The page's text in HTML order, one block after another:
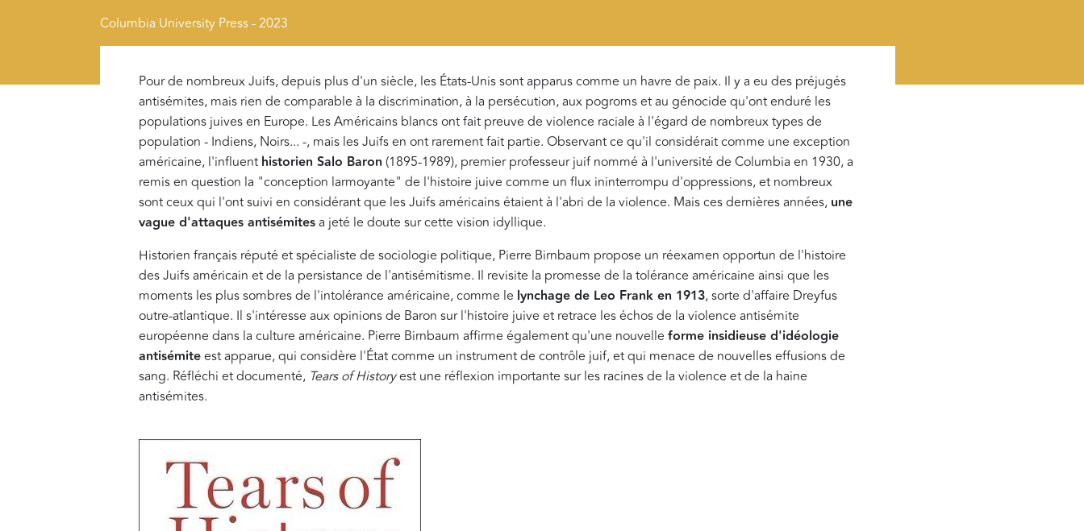
Columbia University Press - 2023
Pour de nombreux Juifs, depuis plus d'un siècle, les États-Unis sont apparus comme un havre de paix. Il y a eu des préjugés
antisémites, mais rien de comparable à la discrimination, à la persécution, aux pogroms et au génocide qu'ont enduré les
populations juives en Europe. Les Américains blancs ont fait preuve de violence raciale à l'égard de nombreux types de
population - Indiens, Noirs... -, mais les Juifs en ont rarement fait partie. Observant ce qu'il considérait comme une exception
américaine, l'influent historien Salo Baron (1895-1989), premier professeur juif nommé à l'université de Columbia en 1930, a
remis en question la "conception larmoyante" de l'histoire juive comme un flux ininterrompu d'oppressions, et nombreux
sont ceux qui l'ont suivi en considérant que les Juifs américains étaient à l'abri de la violence. Mais ces dernières années, une
vague d'attaques antisémitesa jeté le doute sur cette vision idyllique.
Historien français réputé et spécialiste de sociologie politique, Pierre Birnbaum propose un réexamen opportun de l'histoire
des Juifs américain et de la persistance de l'antisémitisme. Il revisite la promesse de la tolérance américaine ainsi que les
moments les plus sombres de l'intolérance américaine, comme le lynchage de Leo Frank en 1913, sorte d'affaire Dreyfus
outre-atlantique. Il s'intéresse aux opinions de Baron sur l'histoire juive et retrace les échos de la violence antisémite
européenne dans la culture américaine. Pierre Birnbaum affirme également qu'une nouvelle forme insidieuse d'idéologie
antisémiteest apparue, qui considère l'État comme un instrument de contrôle juif, et qui menace de nouvelles effusions de
sang. Réfléchi et documenté, Tears of Historyest une réflexion importante sur les racines de la violence et de la haine
antisémites.